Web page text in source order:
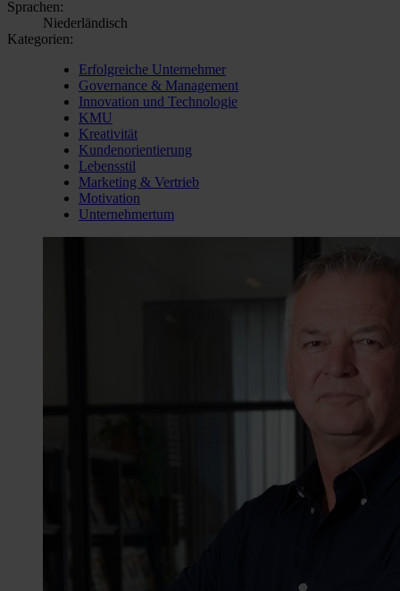
Sprachen:
Niederländisch
Kategorien:
Erfolgreiche Unternehmer
Governance & Management
Innovation und Technologie
KMU
Kreativität
Kundenorientierung
Lebensstil
Marketing & Vertrieb
Motivation
Unternehmertum